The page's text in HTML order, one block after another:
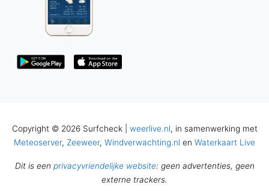
Copyright © 2026 Surfcheck | weerlive.nl, in samenwerking met
Meteoserver, Zeeweer, Windverwachting.nl en Waterkaart Live
Dit is een privacyvriendelijke website: geen advertenties, geen
externe trackers.